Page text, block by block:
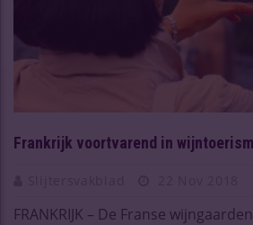
Frankrijk voortvarend in
FRANKRIJK – De Franse